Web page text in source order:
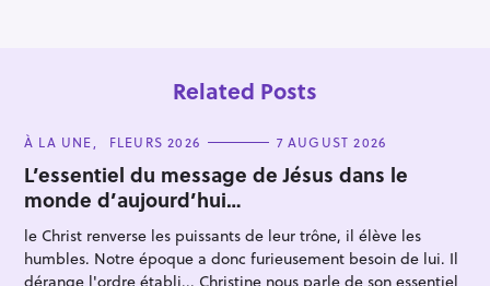
Related Posts
C
T
E
G
O
R
I
E
S
À LA UNE FLEURS 2026 7 AUGUST 2026
L’essentiel du message de Jésus dans le
monde d’aujourd’hui…
le Christ renverse les puissants de leur trône, il élève les
humbles. Notre époque a donc furieusement besoin de lui. Il